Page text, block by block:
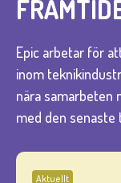
Epic arbetar för
inom
nära samarbeten
med den senaste
Aktuellt